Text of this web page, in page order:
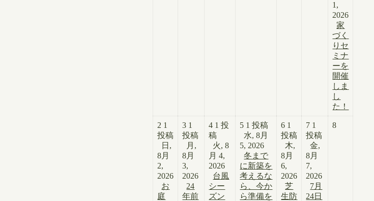
1,
2026
家
づく
りセ
ミナ
ーを
開催
しま
し
た！
2 1
投稿
日,
8月
2,
2026
お
庭
3 1
投稿
月,
8月
3,
2026
24
年前
4 1 投
稿
火, 8
月 4,
2026
台風
シー
ズン
5 1 投稿
水, 8月
5, 2026
冬まで
に新築を
考えるな
ら、今か
ら準備を
6 1
投稿
木,
8月
6,
2026
芝
生防
7 1
投稿
金,
8月
7,
2026
7月
24日
8